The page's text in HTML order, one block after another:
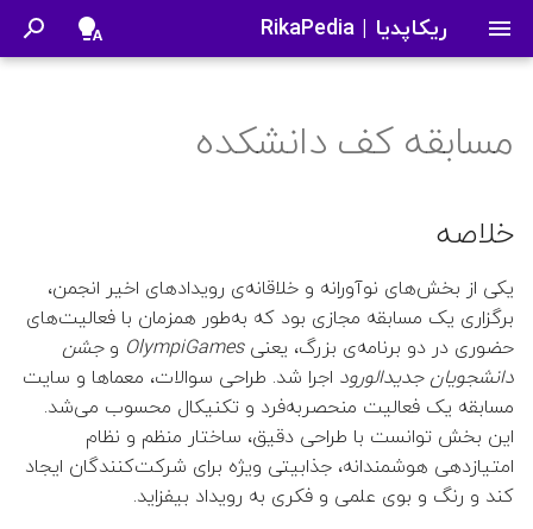
ریکاپدیا | RikaPedia
ش
ر
و
ع
ج
س
ت
درباره ما
اساتید
👤 امیر‌عباس ورشوی
👤 جواد باقریان
👤 بهاره اختری
👤 داوود میرزایی
👤 فاطمه ابطحی فروشانی
👤 فاطمه منصوری
دروس
مسابقه‌ی برنامه‌نویسی VAST
خلاصه
طراحی و ساختار مسابقه
نظام امتیازدهی
جنبه آموزشی و یادگیری
بازخورد و استقبال
جمع‌بندی
ضمائم
غرفه انجمن
غرفه بازی
مسابقه OlympiGames
بوک کلاب
دیسکاشن کلاب
کارگاه گیت‌هاب
دورهمی علمی: لینوکس
رویداد انتقال تجربه کامپیوتری
XPCon 2023
کارگاه LaTeX
آموزش روش‌های انتگرال‌گیری
نامعین
ریکاپدیا
سامانه رزرو کمد دانشکده
اقتصاد
مسابقه کف دانشکده
سابت انجمن
حمله csrf
تاریخچه علم
جان نش
شمارات نشریه
شماره اول | نظریه بازی
نقد و بررسی فیلم و کتاب
کتاب ریاضیات زیبامسابقه کف دانشکده
خلاصه
یکی از بخش‌های نوآورانه و خلاقانه‌ی رویدادهای اخیر انجمن،
برگزاری یک مسابقه مجازی بود که به‌طور همزمان با فعالیت‌های
حضوری در دو برنامه‌ی بزرگ، یعنیOlympiGames وجشن
دانشجویان جدیدالورود اجرا شد. طراحی سوالات، معماها و سایت
مسابقه یک فعالیت منحصربه‌فرد و تکنیکال محسوب می‌شد.
این بخش توانست با طراحی دقیق، ساختار منظم و نظام
امتیازدهی هوشمندانه، جذابیتی ویژه برای شرکت‌کنندگان ایجاد
کند و رنگ و بوی علمی و فکری به رویداد بیفزاید.